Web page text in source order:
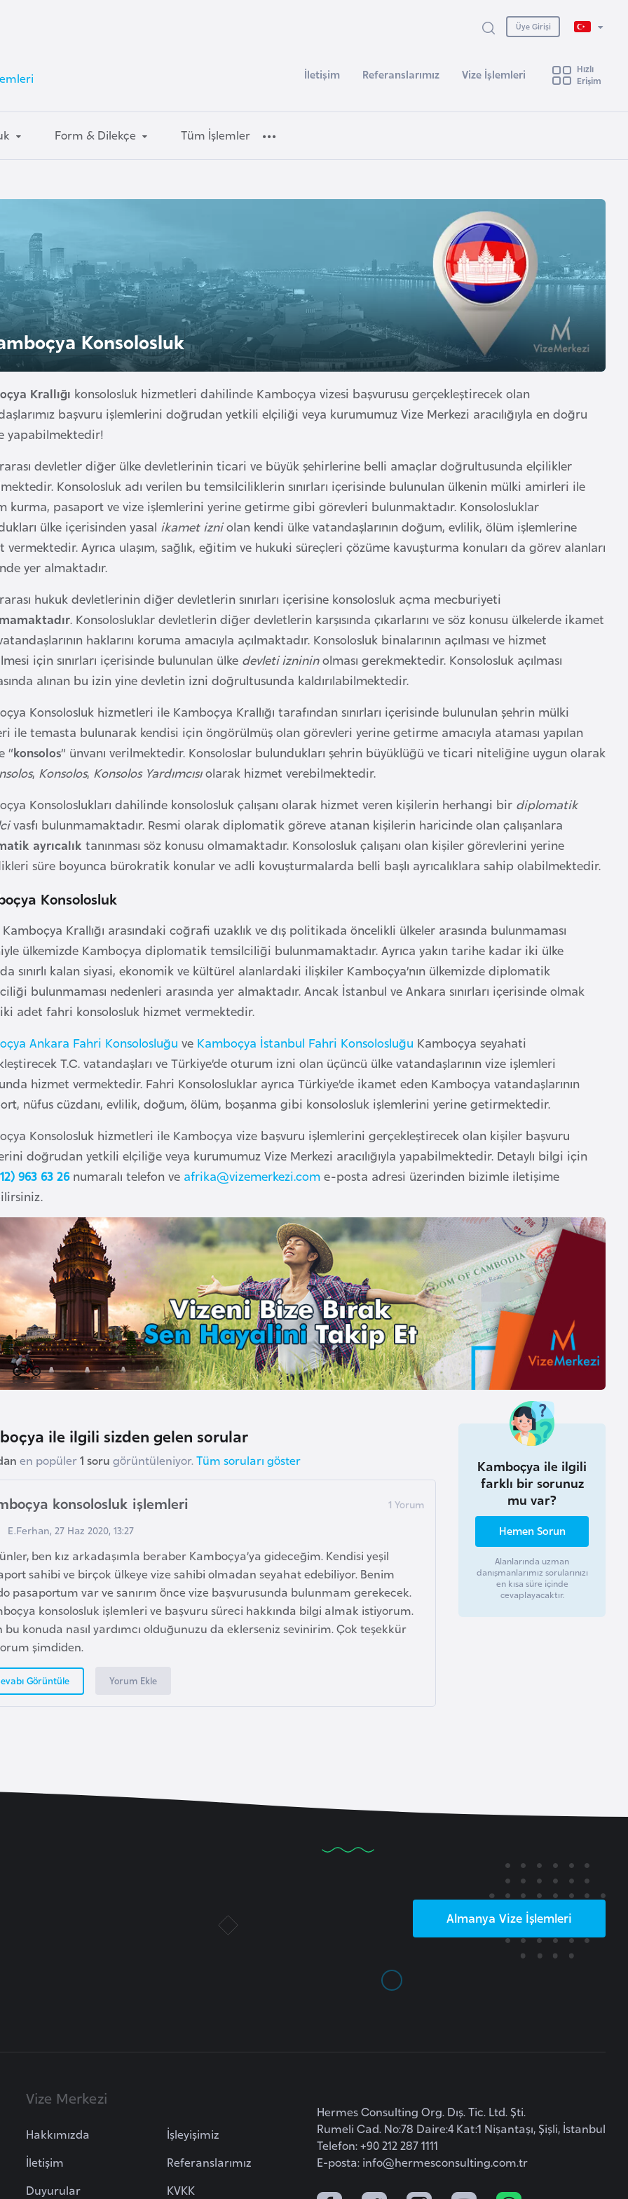
Üye Girişi
İletişim Referanslarımız Vize İşlemleri
Hızlı
Erişim
Form & Dilekçe Tüm İşlemler
Konsolosluk
Krallığı konsolosluk hizmetleri dahilinde Kamboçya vizesi başvurusu gerçekleştirecek olan
başvuru işlemlerini doğrudan yetkili elçiliği veya kurumumuz Vize Merkezi aracılığıyla en doğru
yapabilmektedir!
devletler diğer ülke devletlerinin ticari ve büyük şehirlerine belli amaçlar doğrultusunda elçilikler
Konsolosluk adı verilen bu temsilciliklerin sınırları içerisinde bulunulan ülkenin mülki amirleri ile
kurma, pasaport ve vize işlemlerini yerine getirme gibi görevleri bulunmaktadır. Konsolosluklar
ülke içerisinden yasal ikamet izniolan kendi ülke vatandaşlarının doğum, evlilik, ölüm işlemlerine
vermektedir. Ayrıca ulaşım, sağlık, eğitim ve hukuki süreçleri çözüme kavuşturma konuları da görev alanları
yer almaktadır.
hukuk devletlerinin diğer devletlerin sınırları içerisine konsolosluk açma mecburiyeti
. Konsolosluklar devletlerin diğer devletlerin karşısında çıkarlarını ve söz konusu ülkelerde ikamet
haklarını koruma amacıyla açılmaktadır. Konsolosluk binalarının açılması ve hizmet
için sınırları içerisinde bulunulan ülke devleti iznininolması gerekmektedir. Konsolosluk açılması
alınan bu izin yine devletin izni doğrultusunda kaldırılabilmektedir.
Konsolosluk hizmetleri ile Kamboçya Krallığı tarafından sınırları içerisinde bulunulan şehrin mülki
ile temasta bulunarak kendisi için öngörülmüş olan görevleri yerine getirme amacıyla ataması yapılan
“konsolos” ünvanı verilmektedir. Konsoloslar bulundukları şehrin büyüklüğü ve ticari niteliğine uygun olarak
, Konsolos, Konsolos Yardımcısıolarak hizmet verebilmektedir.
Konsoloslukları dahilinde konsolosluk çalışanı olarak hizmet veren kişilerin herhangi bir diplomatik
vasfı bulunmamaktadır. Resmi olarak diplomatik göreve atanan kişilerin haricinde olan çalışanlara
ayrıcalık tanınması söz konusu olmamaktadır. Konsolosluk çalışanı olan kişiler görevlerini yerine
süre boyunca bürokratik konular ve adli kovuşturmalarda belli başlı ayrıcalıklara sahip olabilmektedir.
Konsolosluk
Kamboçya Krallığı arasındaki coğrafi uzaklık ve dış politikada öncelikli ülkeler arasında bulunmaması
ülkemizde Kamboçya diplomatik temsilciliği bulunmamaktadır. Ayrıca yakın tarihe kadar iki ülke
sınırlı kalan siyasi, ekonomik ve kültürel alanlardaki ilişkiler Kamboçya’nın ülkemizde diplomatik
bulunmaması nedenleri arasında yer almaktadır. Ancak İstanbul ve Ankara sınırları içerisinde olmak
adet fahri konsolosluk hizmet vermektedir.
Ankara Fahri Konsolosluğu ve Kamboçya İstanbul Fahri Konsolosluğu Kamboçya seyahati
T.C. vatandaşları ve Türkiye’de oturum izni olan üçüncü ülke vatandaşlarının vize işlemleri
hizmet vermektedir. Fahri Konsolosluklar ayrıca Türkiye’de ikamet eden Kamboçya vatandaşlarının
nüfus cüzdanı, evlilik, doğum, ölüm, boşanma gibi konsolosluk işlemlerini yerine getirmektedir.
Konsolosluk hizmetleri ile Kamboçya vize başvuru işlemlerini gerçekleştirecek olan kişiler başvuru
doğrudan yetkili elçiliğe veya kurumumuz Vize Merkezi aracılığıyla yapabilmektedir. Detaylı bilgi için
963 63 26numaralı telefon ve afrika@vizemerkezi.com e-posta adresi üzerinden bizimle iletişime
ile ilgili sizden gelen sorular
en popüler1 soru görüntüleniyor.Tüm soruları göster
konsolosluk işlemleri
E.Ferhan, 27 Haz 2020, 13:27
ben kız arkadaşımla beraber Kamboçya’ya gideceğim. Kendisi yeşil
sahibi ve birçok ülkeye vize sahibi olmadan seyahat edebiliyor. Benim
pasaportum var ve sanırım önce vize başvurusunda bulunmam gerekecek.
konsolosluk işlemleri ve başvuru süreci hakkında bilgi almak istiyorum.
bu konuda nasıl yardımcı olduğunuzu da eklerseniz sevinirim. Çok teşekkür
şimdiden.
Görüntüle Yorum Ekle
Kamboçya ile ilgili
farklı bir sorunuz
mu var?
Hemen Sorun
Alanlarında uzman
danışmanlarımız sorularınızı
en kısa süre içinde
cevaplayacaktır.
Almanya Vize İşlemleri
Vize Merkezi
Hakkımızda
İletişim
Duyurular
İşleyişimiz
Referanslarımız
KVKK
Hermes Consulting Org. Dış. Tic. Ltd. Şti.
Rumeli Cad. No:78 Daire:4 Kat:1 Nişantaşı, Şişli, İstanbul
Telefon: +90 212 287 1111
E-posta: info@hermesconsulting.com.tr